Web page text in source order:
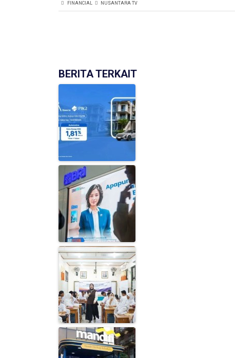
FINANCIAL NUSANTARA TV
BERITA TERKAIT